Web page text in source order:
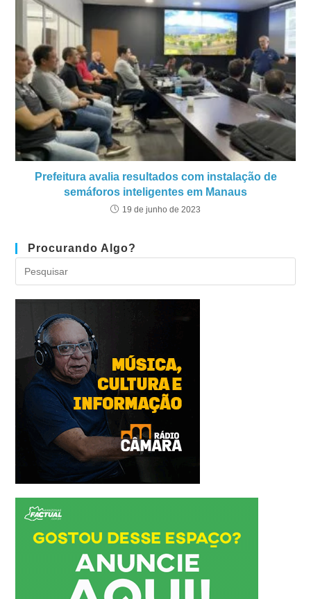
Prefeitura avalia resultados com instalação de
semáforos inteligentes em Manaus
19 de junho de 2023
Procurando Algo?